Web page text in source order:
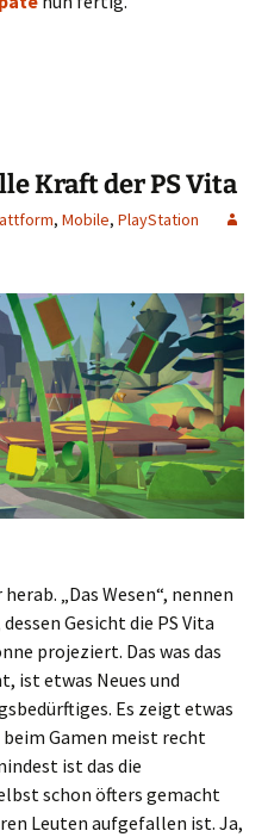
Absturz im Absinthrausch
Kraft der PS Vita
, Mobile, PlayStation
„Das Wesen“, nennen
dessen Gesicht die PS Vita
projeziert. Das was das
ist etwas Neues und
Es zeigt etwas
Gamen meist recht
ist das die
schon öfters gemacht
Leuten aufgefallen ist. Ja,